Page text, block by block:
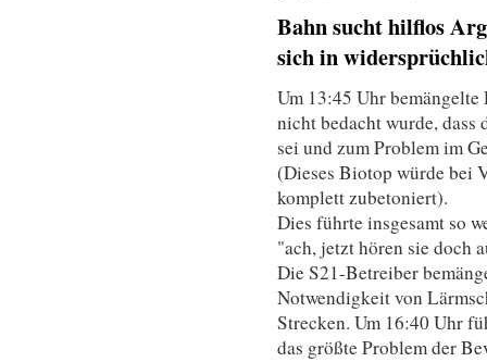
Bahn sucht hilflos
sich in
Um 13:45 Uhr
nicht bedacht wurde,
sei und zum Problem im
(Dieses Biotop würde bei
komplett zubetoniert).
Dies führte insgesamt so
"ach, jetzt hören sie doch
Die S21-Betreiber
Notwendigkeit von
Strecken. Um 16:40 Uhr
das größte Problem der